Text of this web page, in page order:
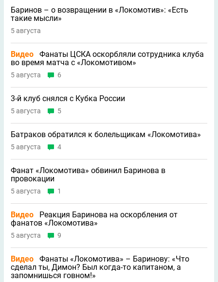
Баринов – о возвращении в «Локомотив»: «Есть
такие мысли»
5 августа
Видео
Фанаты ЦСКА оскорбляли сотрудника клуба
во время матча с «Локомотивом»
5 августа 6
3-й клуб снялся с Кубка России
5 августа 5
Батраков обратился к болельщикам «Локомотива»
5 августа 4
Фанат «Локомотива» обвинил Баринова в
провокации
5 августа 1
Видео
Реакция Баринова на оскорбления от
фанатов «Локомотива»
5 августа 9
Видео
Фанаты «Локомотива» – Баринову: «Что
сделал ты, Димон? Был когда-то капитаном, а
запомнишься говном!»